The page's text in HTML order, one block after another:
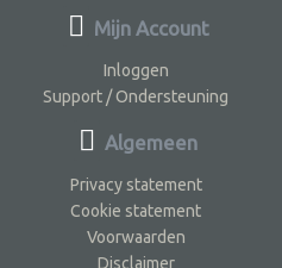
Mijn Account
Inloggen
Support / Ondersteuning
Algemeen
Privacy statement
Cookie statement
Voorwaarden
Disclaimer